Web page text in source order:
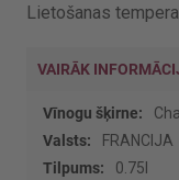
Lietošanas
VAIRĀK
Vairāk
informācijasFRANCIJA
0.75l